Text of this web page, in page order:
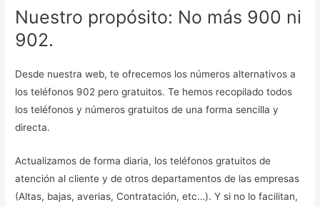
Nuestro propósito: No más 900 ni
902.
Desde nuestra web, te ofrecemos los números alternativos a
los teléfonos 902 pero gratuitos. Te hemos recopilado todos
los teléfonos y números gratuitos de una forma sencilla y
directa.
Actualizamos de forma diaria, los teléfonos gratuitos de
atención al cliente y de otros departamentos de las empresas
(Altas, bajas, averias, Contratación, etc…). Y si no lo facilitan,